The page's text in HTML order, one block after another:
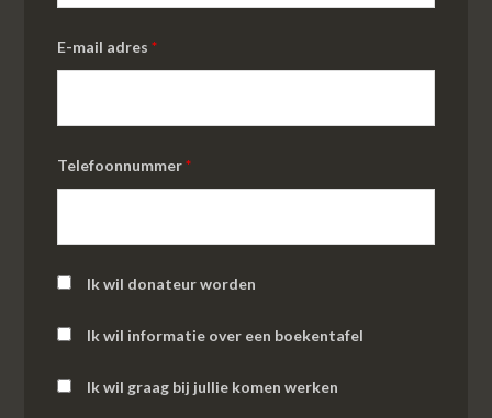
E-mail adres*
Telefoonnummer*
Ik wil donateur worden
Ik wil informatie over een boekentafel
Ik wil graag bij jullie komen werken